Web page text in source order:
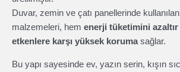
Duvar, zemin ve çatı panellerinde
malzemeleri, hem enerji tüketimini azaltır
etkenlere karşı yüksek korumasağlar.
Bu yapı sayesinde ev, yazın serin, kışın